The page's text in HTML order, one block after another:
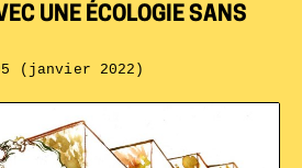
UNE ÉCOLOGIE SANS
(janvier 2022)